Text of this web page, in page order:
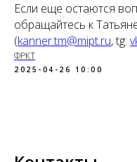
Если еще остаются
обращайтесь к
(kanner.tm@mipt.ru, tg:
ФРКТ
2025-04-26 10:00